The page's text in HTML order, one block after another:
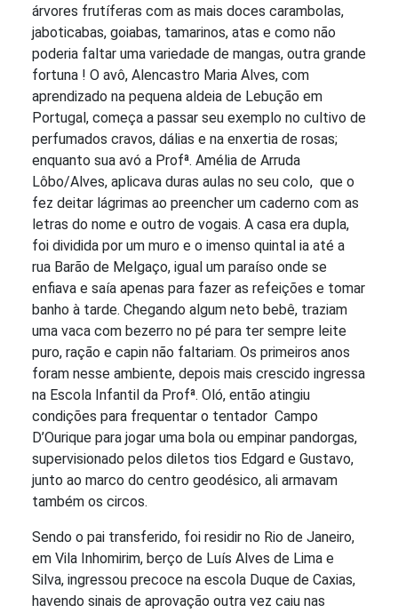
árvores frutíferas com as mais doces carambolas,
jaboticabas, goiabas, tamarinos, atas e como não
poderia faltar uma variedade de mangas, outra grande
fortuna ! O avô, Alencastro Maria Alves, com
aprendizado na pequena aldeia de Lebução em
Portugal, começa a passar seu exemplo no cultivo de
perfumados cravos, dálias e na enxertia de rosas;
enquanto sua avó a Profª. Amélia de Arruda
Lôbo/Alves, aplicava duras aulas no seu colo, que o
fez deitar lágrimas ao preencher um caderno com as
letras do nome e outro de vogais. A casa era dupla,
foi dividida por um muro e o imenso quintal ia até a
rua Barão de Melgaço, igual um paraíso onde se
enfiava e saía apenas para fazer as refeições e tomar
banho à tarde. Chegando algum neto bebê, traziam
uma vaca com bezerro no pé para ter sempre leite
puro, ração e capin não faltariam. Os primeiros anos
foram nesse ambiente, depois mais crescido ingressa
na Escola Infantil da Profª. Oló, então atingiu
condições para frequentar o tentador Campo
D’Ourique para jogar uma bola ou empinar pandorgas,
supervisionado pelos diletos tios Edgard e Gustavo,
junto ao marco do centro geodésico, ali armavam
também os circos.
Sendo o pai transferido, foi residir no Rio de Janeiro,
em Vila Inhomirim, berço de Luís Alves de Lima e
Silva, ingressou precoce na escola Duque de Caxias,
havendo sinais de aprovação outra vez caiu nas